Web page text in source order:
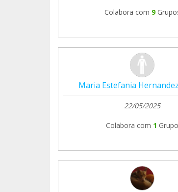
Colabora com 9
Maria Estefania
22/05/2025
Colabora com 1 Grupo